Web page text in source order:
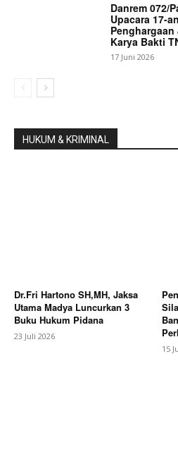
Danrem 072/
Upacara 17-
Karya Bakti
17 Juni 2026
HUKUM & KRIMINAL
Dr.Fri Hartono SH,MH, Jaksa
Utama Madya Luncurkan 3
Buku Hukum Pidana
23 Juli 2026
15